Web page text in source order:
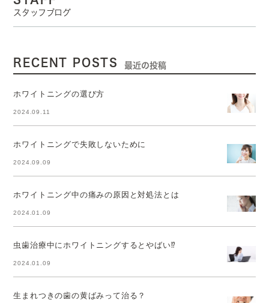
スタッフブログ
RECENT POSTS 最近の投稿
ホワイトニングの選び方
2024.09.11
ホワイトニングで失敗しないために
2024.09.09
ホワイトニング中の痛みの原因と対処法とは
2024.01.09
虫歯治療中にホワイトニングするとやばい⁉
2024.01.09
生まれつきの歯の黄ばみって治る？